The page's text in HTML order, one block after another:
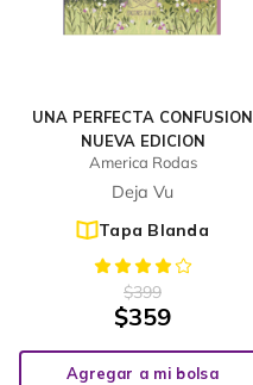
UNA PERFECTA CONFUSION
NUEVA EDICION
America Rodas
Deja Vu
Tapa Blanda
$399
$359
Agregar a mi bolsa